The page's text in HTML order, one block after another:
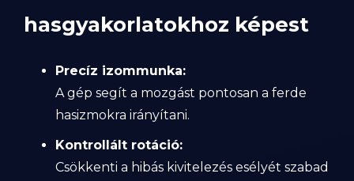
hasgyakorlatokhoz képest
Precíz izommunka:
A gép segít a mozgást pontosan a ferde
hasizmokra irányítani.
Kontrollált rotáció:
Csökkenti a hibás kivitelezés esélyét szabad